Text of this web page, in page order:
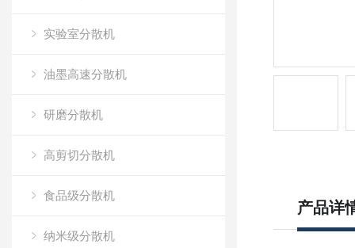
实验室分散机
油墨高速分散机
研磨分散机
高剪切分散机
食品级分散机
纳米级分散机
产品详